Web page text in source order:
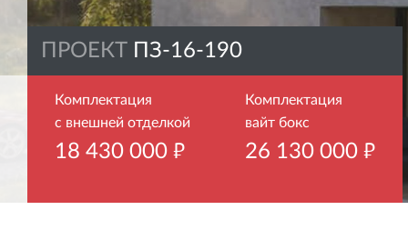
ПРОЕКТ ПЗ-16-190
Комплектация
с внешней отделкой
18 430 000 руб.
Комплектация
вайт бокс
26 130 000 руб.